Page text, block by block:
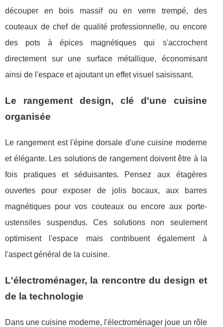
découper en bois massif ou en verre trempé, des
couteaux de chef de qualité professionnelle, ou encore
des pots à épices magnétiques qui s'accrochent
directement sur une surface métallique, économisant
ainsi de l'espace et ajoutant un effet visuel saisissant.
Le rangement design, clé d'une cuisine
organisée
Le rangement est l'épine dorsale d'une cuisine moderne
et élégante. Les solutions de rangement doivent être à la
fois pratiques et séduisantes. Pensez aux étagères
ouvertes pour exposer de jolis bocaux, aux barres
magnétiques pour vos couteaux ou encore aux porte-
ustensiles suspendus. Ces solutions non seulement
optimisent l'espace mais contribuent également à
l'aspect général de la cuisine.
L'électroménager, la rencontre du design et
de la technologie
Dans une cuisine moderne, l'électroménager joue un rôle